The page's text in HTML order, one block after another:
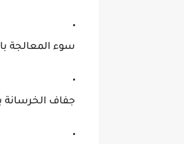
سوء المعالجة
جفاف الخرسانة